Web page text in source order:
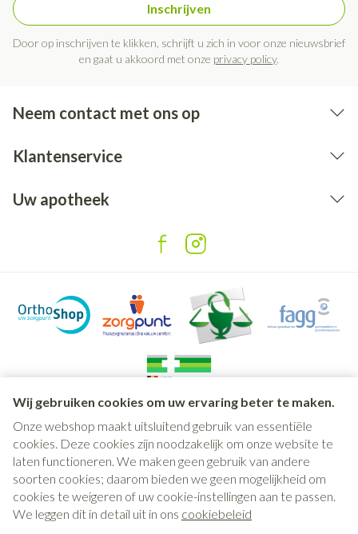
Wij gebruiken cookies om uw ervaring beter te maken.
Onze webshop maakt uitsluitend gebruik van essentiële
cookies. Deze cookies zijn noodzakelijk om onze website te
laten functioneren. We maken geen gebruik van andere
soorten cookies; daarom bieden we geen mogelijkheid om
cookies te weigeren of uw cookie-instellingen aan te passen.
We leggen dit in detail uit in ons cookiebeleid
Inschrijven
Door op inschrijven te klikken, schrijft u zich in voor onze nieuwsbrief
en gaat u akkoord met onze privacy policy.
Neem contact met ons op
Klantenservice
Uw apotheek
Juridische links